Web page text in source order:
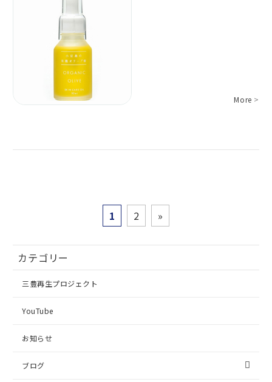
More >
1 2 »
カテゴリー
三豊再生プロジェクト
YouTube
お知らせ
ブログ